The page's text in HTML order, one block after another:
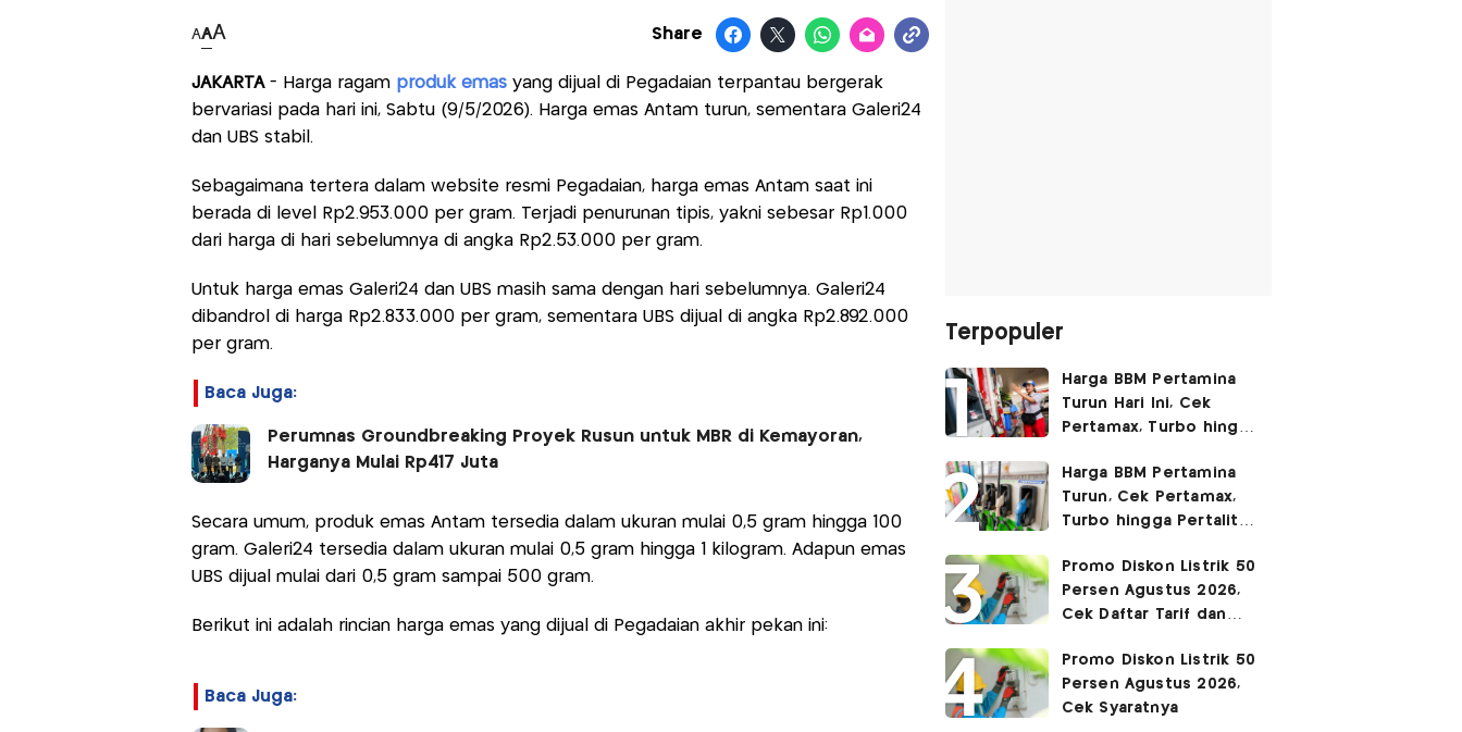
AAA Share
JAKARTA- Harga ragam produk emasyang dijual di Pegadaian terpantau bergerak
bervariasi pada hari ini, Sabtu (9/5/2026). Harga emas Antam turun, sementara Galeri24
dan UBS stabil.
Sebagaimana tertera dalam website resmi Pegadaian, harga emas Antam saat ini
berada di level Rp2.953.000 per gram. Terjadi penurunan tipis, yakni sebesar Rp1.000
dari harga di hari sebelumnya di angka Rp2.53.000 per gram.
Untuk harga emas Galeri24 dan UBS masih sama dengan hari sebelumnya. Galeri24
dibandrol di harga Rp2.833.000 per gram, sementara UBS dijual di angka Rp2.892.000
per gram.
Baca Juga:
Perumnas Groundbreaking Proyek Rusun untuk MBR di Kemayoran,
Harganya Mulai Rp417 Juta
Secara umum, produk emas Antam tersedia dalam ukuran mulai 0,5 gram hingga 100
gram. Galeri24 tersedia dalam ukuran mulai 0,5 gram hingga 1 kilogram. Adapun emas
UBS dijual mulai dari 0,5 gram sampai 500 gram.
Berikut ini adalah rincian harga emas yang dijual di Pegadaian akhir pekan ini:
Baca Juga:
Terpopuler
Harga BBM Pertamina
Turun Hari Ini, Cek
Pertamax, Turbo hingga
2026
Harga BBM Pertamina
Turun, Cek Pertamax,
Turbo hingga Pertalite
Promo Diskon Listrik 50
Persen Agustus 2026,
Cek Daftar Tarif dan
Promo Diskon Listrik 50
Persen Agustus 2026,
Cek Syaratnya